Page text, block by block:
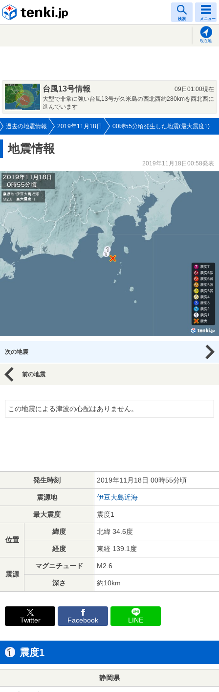
検索 メニュー
現在地
台風13号情報
09日01:00現在
大型で非常に強い台風13号が久米島の西北西約280kmを西北西に
進んでいます
過去の地震情報 2019年11月18日 00時55分頃発生した地震(最大震度1)
地震情報
2019年11月18日00:58発表
次の地震
前の地震
この地震による津波の心配はありません。
発生時刻 2019年11月18日 00時55分頃
震源地 伊豆大島近海
最大震度 震度1
位置
緯度 北緯 34.6度
経度 東経 139.1度
震源
マグニチュード M2.6
深さ 約10km
Twitter Facebook LINE
震度1
静岡県